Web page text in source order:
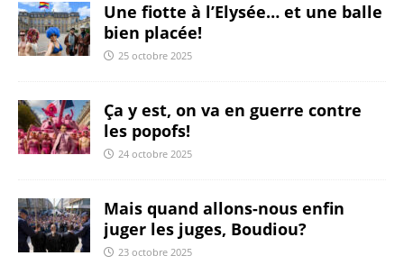
Une fiotte à l’Elysée… et une balle
bien placée!
25 octobre 2025
Ça y est, on va en guerre contre
les popofs!
24 octobre 2025
Mais quand allons-nous enfin
juger les juges, Boudiou?
23 octobre 2025